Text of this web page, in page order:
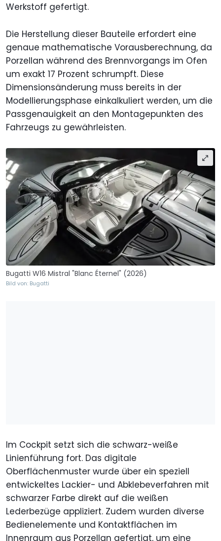
Werkstoff gefertigt.
Die Herstellung dieser Bauteile erfordert eine
genaue mathematische Vorausberechnung, da
Porzellan während des Brennvorgangs im Ofen
um exakt 17 Prozent schrumpft. Diese
Dimensionsänderung muss bereits in der
Modellierungsphase einkalkuliert werden, um die
Passgenauigkeit an den Montagepunkten des
Fahrzeugs zu gewährleisten.
Bugatti W16 Mistral "Blanc Éternel" (2026)
Bild von: Bugatti
Im Cockpit setzt sich die schwarz-weiße
Linienführung fort. Das digitale
Oberflächenmuster wurde über ein speziell
entwickeltes Lackier- und Abklebeverfahren mit
schwarzer Farbe direkt auf die weißen
Lederbezüge appliziert. Zudem wurden diverse
Bedienelemente und Kontaktflächen im
Innenraum aus Porzellan gefertigt, um eine